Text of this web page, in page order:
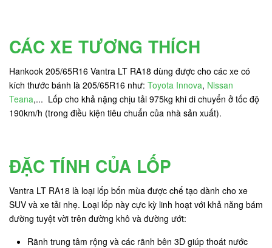
CÁC XE TƯƠNG THÍCH
Hankook 205/65R16 Vantra LT RA18 dùng được cho các xe có
kích thước bánh là 205/65R16 như: Toyota Innova, Nissan
Teana,... Lốp cho khả nặng chịu tải 975kg khi di chuyển ở tốc độ
190km/h (trong điều kiện tiêu chuẩn của nhà sản xuất).
ĐẶC TÍNH CỦA LỐP
Vantra LT RA18 là loại lốp bốn mùa được chế tạo dành cho xe
SUV và xe tải nhẹ. Loại lốp này cực kỳ linh hoạt với khả năng bám
đường tuyệt vời trên đường khô và đường ướt:
Rãnh trung tâm rộng và các rãnh bên 3D giúp thoát nước